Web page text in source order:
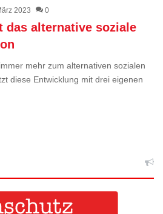
2023 0
das alternative soziale
mehr zum alternativen sozialen
diese Entwicklung mit drei eigenen